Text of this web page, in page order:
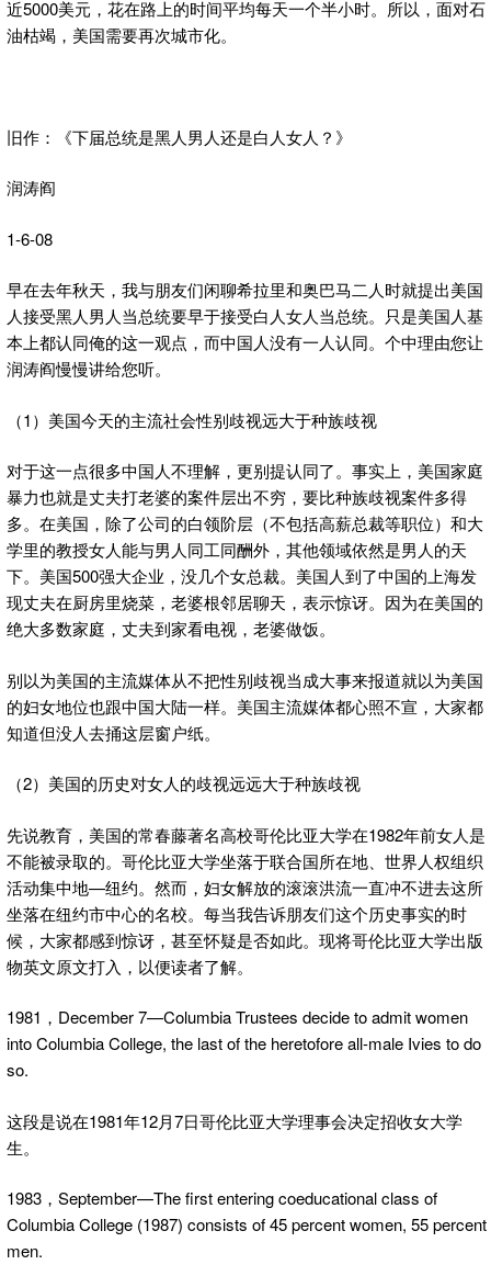
近5000美元，花在路上的时间平均每天一个半小时。所以，面对石
油枯竭，美国需要再次城市化。
旧作：《下届总统是黑人男人还是白人女人？》
润涛阎
1-6-08
早在去年秋天，我与朋友们闲聊希拉里和奥巴马二人时就提出美国
人接受黑人男人当总统要早于接受白人女人当总统。只是美国人基
本上都认同俺的这一观点，而中国人没有一人认同。个中理由您让
润涛阎慢慢讲给您听。
（1）美国今天的主流社会性别歧视远大于种族歧视
对于这一点很多中国人不理解，更别提认同了。事实上，美国家庭
暴力也就是丈夫打老婆的案件层出不穷，要比种族歧视案件多得
多。在美国，除了公司的白领阶层（不包括高薪总裁等职位）和大
学里的教授女人能与男人同工同酬外，其他领域依然是男人的天
下。美国500强大企业，没几个女总裁。美国人到了中国的上海发
现丈夫在厨房里烧菜，老婆根邻居聊天，表示惊讶。因为在美国的
绝大多数家庭，丈夫到家看电视，老婆做饭。
别以为美国的主流媒体从不把性别歧视当成大事来报道就以为美国
的妇女地位也跟中国大陆一样。美国主流媒体都心照不宣，大家都
知道但没人去捅这层窗户纸。
（2）美国的历史对女人的歧视远远大于种族歧视
先说教育，美国的常春藤著名高校哥伦比亚大学在1982年前女人是
不能被录取的。哥伦比亚大学坐落于联合国所在地、世界人权组织
活动集中地—纽约。然而，妇女解放的滚滚洪流一直冲不进去这所
坐落在纽约市中心的名校。每当我告诉朋友们这个历史事实的时
候，大家都感到惊讶，甚至怀疑是否如此。现将哥伦比亚大学出版
物英文原文打入，以便读者了解。
1981，December 7—Columbia Trustees decide to admit women
into Columbia College, the last of the heretofore all-male Ivies to do
so.
这段是说在1981年12月7日哥伦比亚大学理事会决定招收女大学
生。
1983，September—The first entering coeducational class of
Columbia College (1987) consists of 45 percent women, 55 percent
men.